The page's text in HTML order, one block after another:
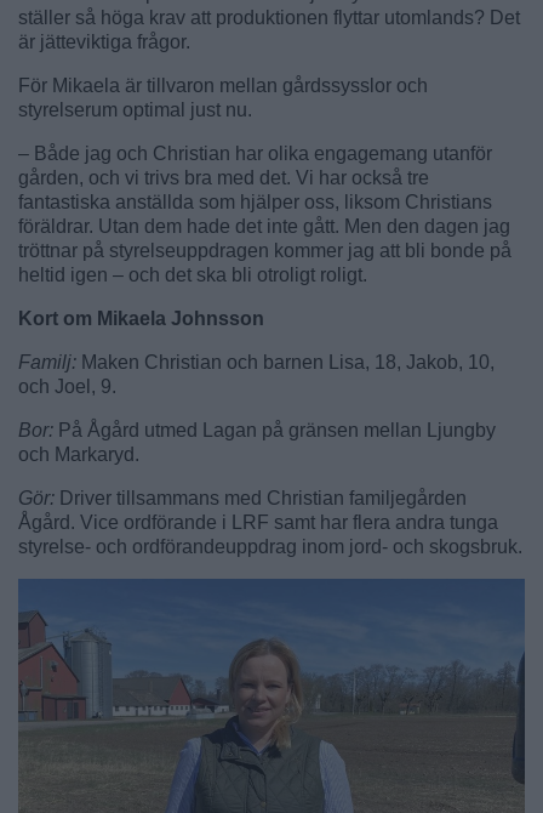
ställer så höga krav att produktionen flyttar utomlands? Det
är jätteviktiga frågor.
För Mikaela är tillvaron mellan gårdssysslor och
styrelserum optimal just nu.
– Både jag och Christian har olika engagemang utanför
gården, och vi trivs bra med det. Vi har också tre
fantastiska anställda som hjälper oss, liksom Christians
föräldrar. Utan dem hade det inte gått. Men den dagen jag
tröttnar på styrelseuppdragen kommer jag att bli bonde på
heltid igen – och det ska bli otroligt roligt.
Kort om Mikaela Johnsson
Familj: Maken Christian och barnen Lisa, 18, Jakob, 10,
och Joel, 9.
Bor: På Ågård utmed Lagan på gränsen mellan Ljungby
och Markaryd.
Gör: Driver tillsammans med Christian familjegården
Ågård. Vice ordförande i LRF samt har flera andra tunga
styrelse- och ordförandeuppdrag inom jord- och skogsbruk.